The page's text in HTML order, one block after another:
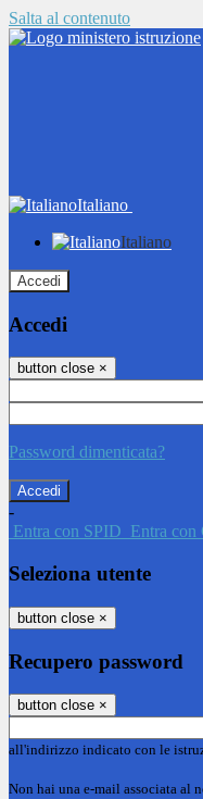
Salta al contenuto
Italiano
Italiano
Accedi
Accedi
button close ×
Password dimenticata?
-
Entra con SPID Entra con
Seleziona utente
button close ×
Recupero password
button close ×
all'indirizzo indicato con le
Non hai una e-mail associata al